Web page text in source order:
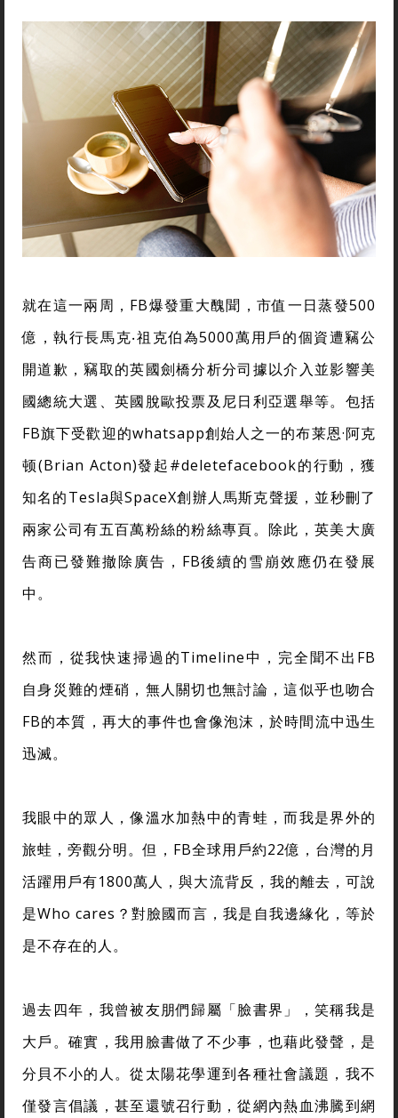
就在這一兩周，FB爆發重大醜聞，市值一日蒸發500
億，執行長馬克‧祖克伯為5000萬用戶的個資遭竊公
開道歉，竊取的英國劍橋分析分司據以介入並影響美
國總統大選、英國脫歐投票及尼日利亞選舉等。包括
FB旗下受歡迎的whatsapp創始人之一的布莱恩·阿克
顿(Brian Acton)發起#deletefacebook的行動，獲
知名的Tesla與SpaceX創辦人馬斯克聲援，並秒刪了
兩家公司有五百萬粉絲的粉絲專頁。除此，英美大廣
告商已發難撤除廣告，FB後續的雪崩效應仍在發展
中。
然而，從我快速掃過的Timeline中，完全聞不出FB
自身災難的煙硝，無人關切也無討論，這似乎也吻合
FB的本質，再大的事件也會像泡沫，於時間流中迅生
迅滅。
我眼中的眾人，像溫水加熱中的青蛙，而我是界外的
旅蛙，旁觀分明。但，FB全球用戶約22億，台灣的月
活躍用戶有1800萬人，與大流背反，我的離去，可說
是Who cares？對臉國而言，我是自我邊緣化，等於
是不存在的人。
過去四年，我曾被友朋們歸屬「臉書界」，笑稱我是
大戶。確實，我用臉書做了不少事，也藉此發聲，是
分貝不小的人。從太陽花學運到各種社會議題，我不
僅發言倡議，甚至還號召行動，從網內熱血沸騰到網